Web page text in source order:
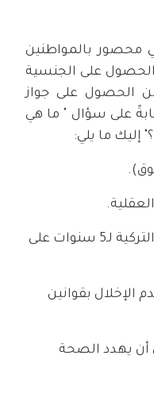
محصور بالمواطنين
على الجنسية
الحصول على جواز
على سؤال " ما هي
إليك ما يلي:
الإقامة المتواصلة في الأراضي التركية لـ5 سنوات على
الإخلال بقوانين
يهدد الصحة